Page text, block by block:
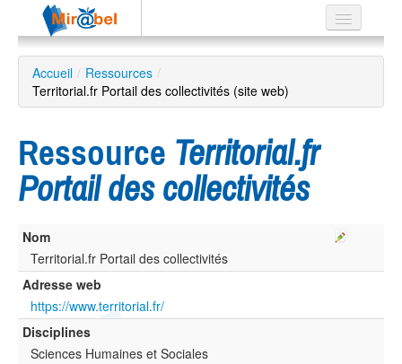
Le réseau
Soutien
avancée
EN
ES
?
Accueil / Ressources /
Territorial.fr Portail des collectivités (site web)
Ressource Territorial.fr
Portail des collectivités
Nom
Territorial.fr Portail des collectivités
Adresse web
https://www.territorial.fr/
Disciplines
Sciences Humaines et Sociales